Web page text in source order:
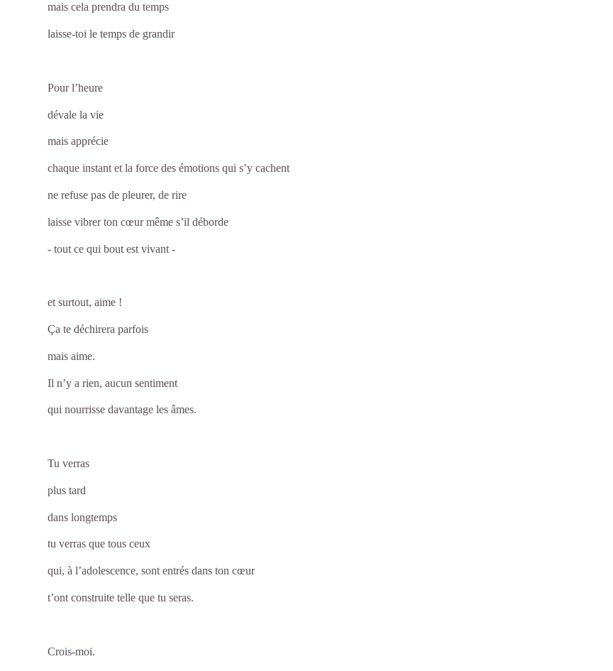
mais cela prendra du temps
laisse-toi le temps de grandir
Pour l’heure
dévale la vie
mais apprécie
chaque instant et la force des émotions qui s’y cachent
ne refuse pas de pleurer, de rire
laisse vibrer ton cœur même s’il déborde
- tout ce qui bout est vivant -
et surtout, aime !
Ça te déchirera parfois
mais aime.
Il n’y a rien, aucun sentiment
qui nourrisse davantage les âmes.
Tu verras
plus tard
dans longtemps
tu verras que tous ceux
qui, à l’adolescence, sont entrés dans ton cœur
t’ont construite telle que tu seras.
Crois-moi.